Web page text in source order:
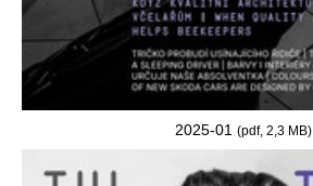
2025-01 (pdf, 2,3 MB)